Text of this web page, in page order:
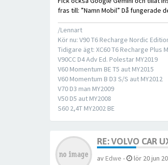
fras till: ”Namn Mobil” Då fungerade
/Lennart
Kör nu: V90 T6 Recharge Nordic
Tidigare ägt: XC60 T6 Recharge Plus
V90CC D4 Adv Ed. Polestar MY2019
V60 Momentum BE T5 aut MY2015
V60 Momentum B D3 S/S aut MY2012
V70 D3 man MY2009
V50 D5 aut MY2008
S60 2,4T MY2002 BE
RE: VOLVO CAR
av Edwe - lör 20 jun